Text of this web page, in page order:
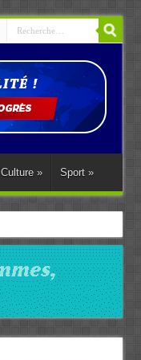
Culture » Sport »